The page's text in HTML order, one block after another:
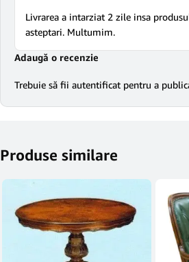
Livrarea a intarziat 2 zile insa
asteptari. Multumim.
Adaugă o recenzie
Trebuie să fii autentificat pentru a
Produse similare